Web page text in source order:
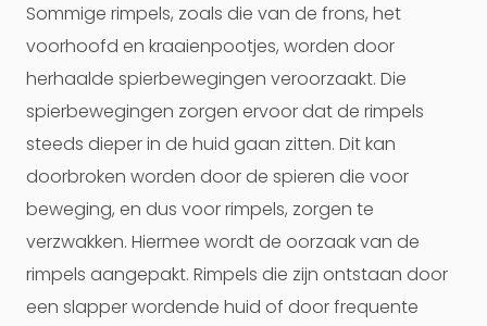
Sommige rimpels, zoals die van de frons, het
voorhoofd en kraaienpootjes, worden door
herhaalde spierbewegingen veroorzaakt. Die
spierbewegingen zorgen ervoor dat de rimpels
steeds dieper in de huid gaan zitten. Dit kan
doorbroken worden door de spieren die voor
beweging, en dus voor rimpels, zorgen te
verzwakken. Hiermee wordt de oorzaak van de
rimpels aangepakt. Rimpels die zijn ontstaan door
een slapper wordende huid of door frequente